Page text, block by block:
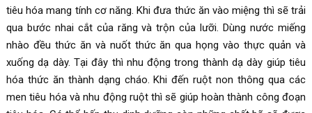
tiêu hóa mang tính cơ năng. Khi đưa thức ăn vào miệng thì sẽ trải
qua bước nhai cắt của răng và trộn của lưỡi. Dùng nước miếng
nhào đều thức ăn và nuốt thức ăn qua họng vào thực quản và
xuống dạ dày. Tại đây thì nhu động trong thành dạ dày giúp tiêu
hóa thức ăn thành dạng cháo. Khi đến ruột non thông qua các
men tiêu hóa và nhu động ruột thì sẽ giúp hoàn thành công đoạn